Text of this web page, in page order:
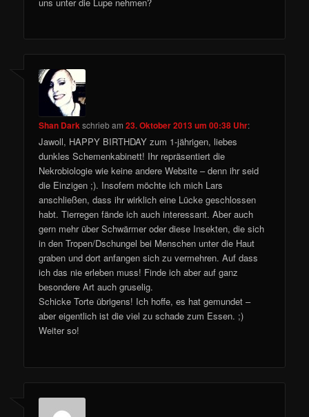
Shan Darkschriebam23. Oktober 2013 um 00:38 Uhr:
Jawoll, HAPPY BIRTHDAY zum 1-jährigen, liebes
dunkles Schemenkabinett! Ihr repräsentiert die
Nekrobiologie wie keine andere Website – denn ihr seid
die Einzigen ;). Insofern möchte ich mich Lars
anschließen, dass ihr wirklich eine Lücke geschlossen
habt. Tierregen fände ich auch interessant. Aber auch
gern mehr über Schwärmer oder diese Insekten, die sich
in den Tropen/Dschungel bei Menschen unter die Haut
graben und dort anfangen sich zu vermehren. Auf dass
ich das nie erleben muss! Finde ich aber auf ganz
besondere Art auch gruselig.
Schicke Torte übrigens! Ich hoffe, es hat gemundet –
aber eigentlich ist die viel zu schade zum Essen. ;)
Weiter so!